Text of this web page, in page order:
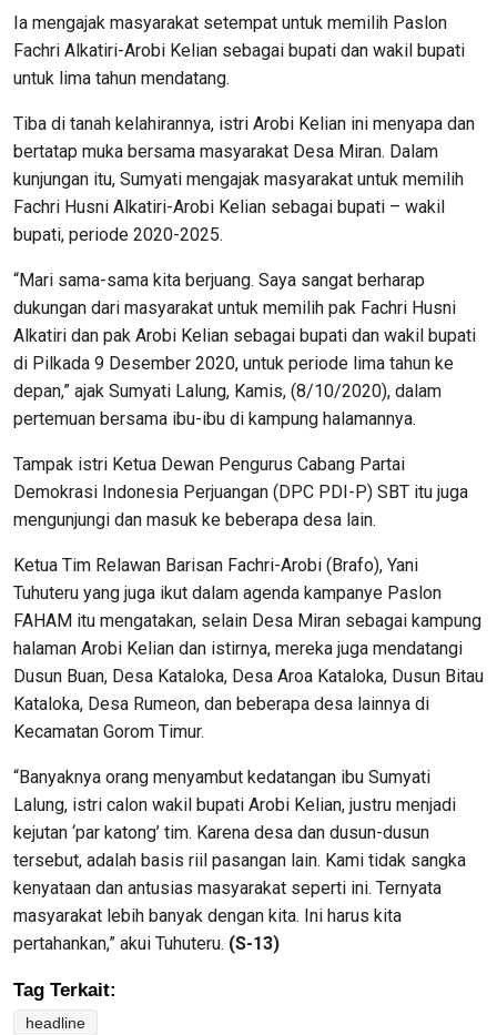
Ia mengajak masyarakat setempat untuk memilih Paslon
Fachri Alkatiri-Arobi Kelian sebagai bupati dan wakil bupati
untuk lima tahun mendatang.
Tiba di tanah kelahirannya, istri Arobi Kelian ini menyapa dan
bertatap muka bersama masyarakat Desa Miran. Dalam
kunjungan itu, Sumyati mengajak masyarakat untuk memilih
Fachri Husni Alkatiri-Arobi Kelian sebagai bupati – wakil
bupati, periode 2020-2025.
“Mari sama-sama kita berjuang. Saya sangat berharap
dukungan dari masyarakat untuk memilih pak Fachri Husni
Alkatiri dan pak Arobi Kelian sebagai bupati dan wakil bupati
di Pilkada 9 Desember 2020, untuk periode lima tahun ke
depan,” ajak Sumyati Lalung, Kamis, (8/10/2020), dalam
pertemuan bersama ibu-ibu di kampung halamannya.
Tampak istri Ketua Dewan Pengurus Cabang Partai
Demokrasi Indonesia Perjuangan (DPC PDI-P) SBT itu juga
mengunjungi dan masuk ke beberapa desa lain.
Ketua Tim Relawan Barisan Fachri-Arobi (Brafo), Yani
Tuhuteru yang juga ikut dalam agenda kampanye Paslon
FAHAM itu mengatakan, selain Desa Miran sebagai kampung
halaman Arobi Kelian dan istirnya, mereka juga mendatangi
Dusun Buan, Desa Kataloka, Desa Aroa Kataloka, Dusun Bitau
Kataloka, Desa Rumeon, dan beberapa desa lainnya di
Kecamatan Gorom Timur.
“Banyaknya orang menyambut kedatangan ibu Sumyati
Lalung, istri calon wakil bupati Arobi Kelian, justru menjadi
kejutan ‘par katong’ tim. Karena desa dan dusun-dusun
tersebut, adalah basis riil pasangan lain. Kami tidak sangka
kenyataan dan antusias masyarakat seperti ini. Ternyata
masyarakat lebih banyak dengan kita. Ini harus kita
pertahankan,” akui Tuhuteru. (S-13)
Tag Terkait:
headline